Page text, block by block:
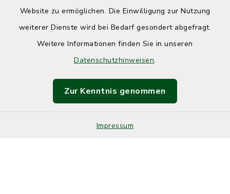
Website zu ermöglichen. Die Einwilligung zur Nutzung
weiterer Dienste wird bei Bedarf gesondert abgefragt.
Weitere Informationen finden Sie in unseren
Datenschutzhinweisen.
Zur Kenntnis genommen
Impressum
Barrierefreiheit
Impressum
Sitemap